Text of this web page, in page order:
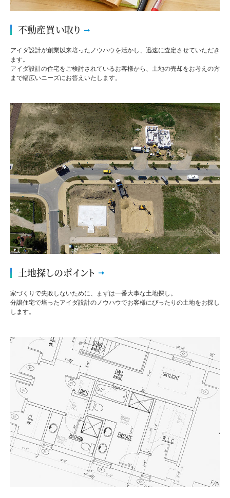
不動産買い取り
アイダ設計が創業以来培ったノウハウを活かし、迅速に査定させていただき
ます。
アイダ設計の住宅をご検討されているお客様から、土地の売却をお考えの方
まで幅広いニーズにお答えいたします。
土地探しのポイント
家づくりで失敗しないために、まずは一番大事な土地探し。
分譲住宅で培ったアイダ設計のノウハウでお客様にぴったりの土地をお探し
します。